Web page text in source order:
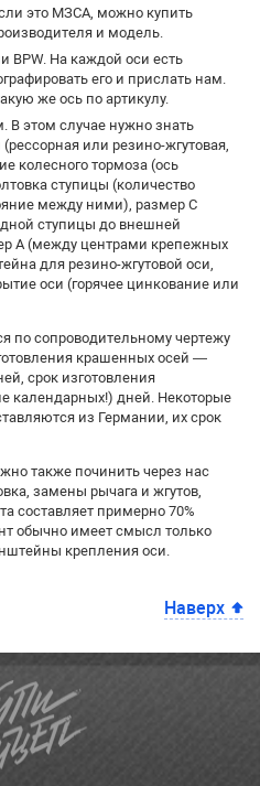
это МЗСА, можно купить
и модель.
BPW. На каждой оси есть
его и прислать нам.
же ось по артикулу.
В этом случае нужно знать
или резино-жгутовая,
колесного тормоза (ось
ступицы (количество
между ними), размер С
ступицы до внешней
А (между центрами крепежных
для резино-жгутовой оси,
оси (горячее цинкование или
по сопроводительному чертежу
крашенных осей —
срок изготовления
календарных!) дней. Некоторые
из Германии, их срок
также починить через нас
замены рычага и жгутов,
составляет примерно 70%
обычно имеет смысл только
крепления оси.
Наверх